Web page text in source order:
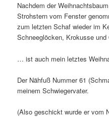
Nachdem der
Strohstern vom Fenster
zum letzten Schaf wieder im
Schneeglöcken, Krokusse
… ist auch mein letztes
Der Nähfuß Nummer 61
meinem Schwiegervater.
(Also geschickt wurde er vom